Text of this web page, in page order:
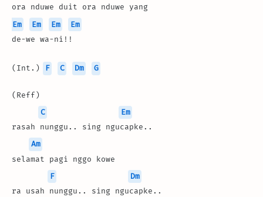
ora nduwe duit ora nduwe yang
Em
Em Em
Em
de-we wa-ni!!
(Int.) F C Dm G
(Reff)
C
Em
rasah nunggu.. sing ngucapke..
Am
selamat pagi nggo kowe
F
Dm
ra usah nunggu.. sing ngucapke..